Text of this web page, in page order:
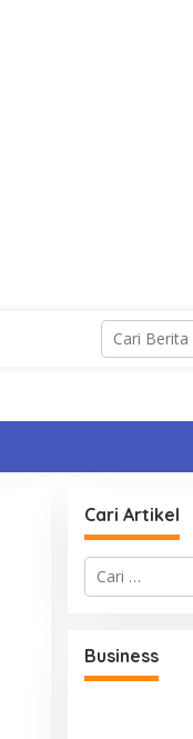
Cari Artikel
C
u
n
t
Business